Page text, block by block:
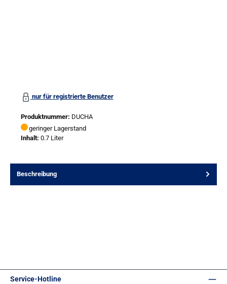
nur für registrierte Benutzer
Produktnummer: DUCHA
geringer Lagerstand
Inhalt: 0.7 Liter
Beschreibung
Service-Hotline